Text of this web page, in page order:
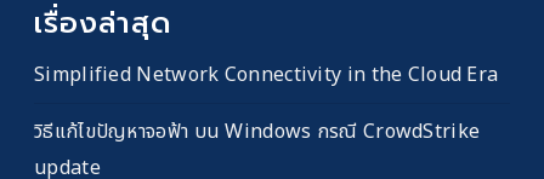
เรื่องล่าสุด
Simplified Network Connectivity in the Cloud Era
วิธีแก้ไขปัญหาจอฟ้า บน Windows กรณี CrowdStrike
update